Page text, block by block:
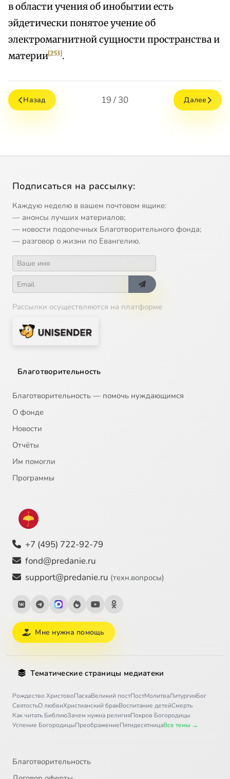
в области учения об инобытии есть
эйдетически понятое учение об
электромагнитной сущности пространства и
материи[253].
Назад 19 / 30 Далее
Подписаться на рассылку:
Каждую неделю в вашем почтовом ящике:
— анонсы лучших материалов;
— новости подопечных Благотворительного фонда;
— разговор о жизни по Евангелию.
Рассылки осуществляются на платформе
Благотворительность
Благотворительность — помочь нуждающимся
О фонде
Новости
Отчёты
Им помогли
Программы
+7 (495) 722-92-79
fond@predanie.ru
support@predanie.ru (техн.вопросы)
Мне нужна помощь
Тематические страницы медиатеки
Рождество ХристовоПасхаВеликий постПостМолитваЛитургияБог
СвятостьО любвиХристианский бракВоспитание детейСмерть
Как читать БиблиюЗачем нужна религияПокров Богородицы
Успение БогородицыПреображениеПятидесятницаВсе темы →
Благотворительность